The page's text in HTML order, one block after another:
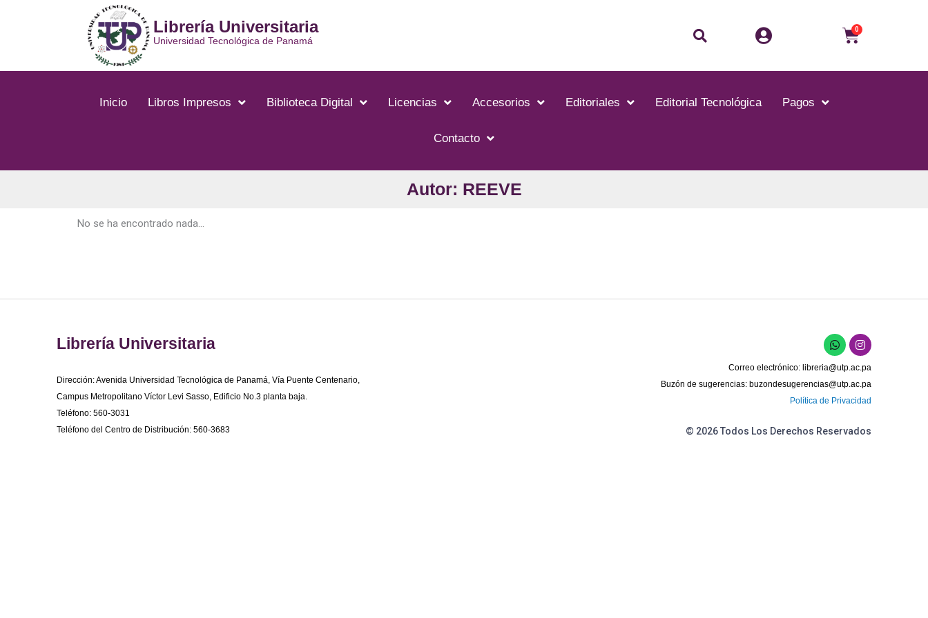
Librería Universitaria
Universidad Tecnológica de Panamá Buscar 0Carrito
Inicio Libros Impresos Biblioteca Digital Licencias Accesorios Editoriales Editorial Tecnológica Pagos
Contacto
Autor: REEVE
No se ha encontrado nada...
Librería Universitaria
Dirección: Avenida Universidad Tecnológica de Panamá, Vía Puente Centenario,
Campus Metropolitano Víctor Levi Sasso, Edificio No.3 planta baja.
Teléfono: 560-3031
Teléfono del Centro de Distribución: 560-3683
W
h
a
t
s
p
I
n
s
t
a
r
m
Correo electrónico: libreria@utp.ac.pa
Buzón de sugerencias: buzondesugerencias@utp.ac.pa
Política de Privacidad
© 2026 Todos Los Derechos Reservados